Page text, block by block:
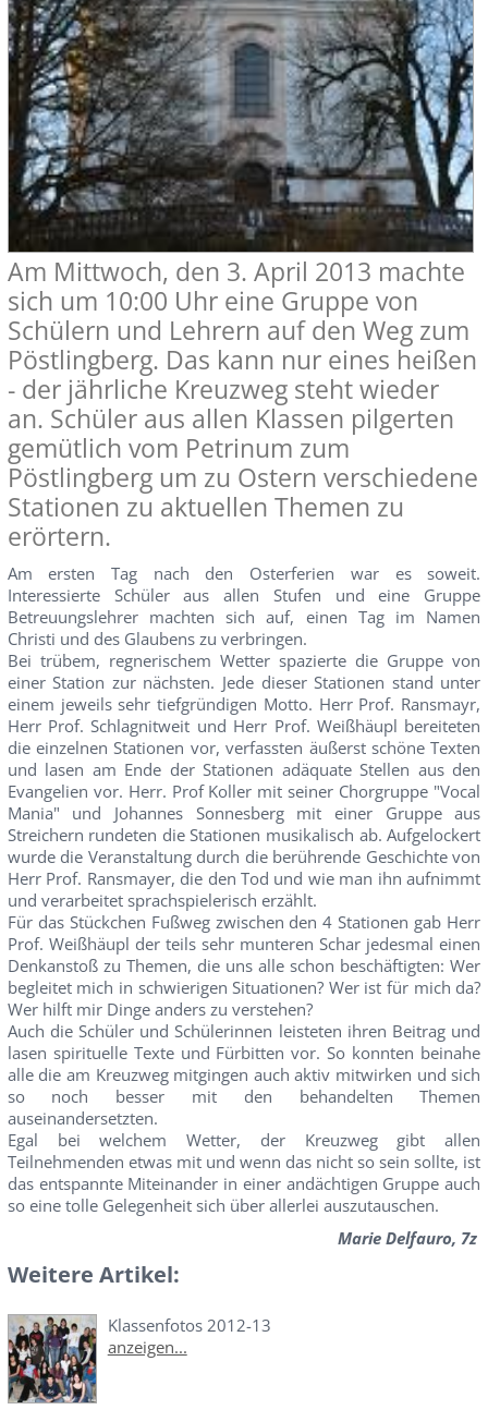
Am Mittwoch, den 3. April 2013 machte
sich um 10:00 Uhr eine Gruppe von
Schülern und Lehrern auf den Weg zum
Pöstlingberg. Das kann nur eines heißen
- der jährliche Kreuzweg steht wieder
an. Schüler aus allen Klassen pilgerten
gemütlich vom Petrinum zum
Pöstlingberg um zu Ostern verschiedene
Stationen zu aktuellen Themen zu
erörtern.
Am ersten Tag nach den Osterferien war es soweit.
Interessierte Schüler aus allen Stufen und eine Gruppe
Betreuungslehrer machten sich auf, einen Tag im Namen
Christi und des Glaubens zu verbringen.
Bei trübem, regnerischem Wetter spazierte die Gruppe von
einer Station zur nächsten. Jede dieser Stationen stand unter
einem jeweils sehr tiefgründigen Motto. Herr Prof. Ransmayr,
Herr Prof. Schlagnitweit und Herr Prof. Weißhäupl bereiteten
die einzelnen Stationen vor, verfassten äußerst schöne Texten
und lasen am Ende der Stationen adäquate Stellen aus den
Evangelien vor. Herr. Prof Koller mit seiner Chorgruppe "Vocal
Mania" und Johannes Sonnesberg mit einer Gruppe aus
Streichern rundeten die Stationen musikalisch ab. Aufgelockert
wurde die Veranstaltung durch die berührende Geschichte von
Herr Prof. Ransmayer, die den Tod und wie man ihn aufnimmt
und verarbeitet sprachspielerisch erzählt.
Für das Stückchen Fußweg zwischen den 4 Stationen gab Herr
Prof. Weißhäupl der teils sehr munteren Schar jedesmal einen
Denkanstoß zu Themen, die uns alle schon beschäftigten: Wer
begleitet mich in schwierigen Situationen? Wer ist für mich da?
Wer hilft mir Dinge anders zu verstehen?
Auch die Schüler und Schülerinnen leisteten ihren Beitrag und
lasen spirituelle Texte und Fürbitten vor. So konnten beinahe
alle die am Kreuzweg mitgingen auch aktiv mitwirken und sich
so noch besser mit den behandelten Themen
auseinandersetzten.
Egal bei welchem Wetter, der Kreuzweg gibt allen
Teilnehmenden etwas mit und wenn das nicht so sein sollte, ist
das entspannte Miteinander in einer andächtigen Gruppe auch
so eine tolle Gelegenheit sich über allerlei auszutauschen.
Marie Delfauro, 7z
Weitere Artikel:
Klassenfotos 2012-13
anzeigen...